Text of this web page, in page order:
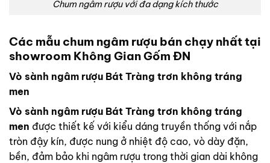
Chum ngâm rượu với đa dạng kích thước
Các mẫu chum ngâm rượu bán chạy nhất tại
showroom Không Gian Gốm ĐN
Vò sành ngâm rượu Bát Tràng trơn không tráng
men
Vò sành ngâm rượu Bát Tràng trơn không tráng
men được thiết kế với kiểu dáng truyền thống với nắp
tròn đậy kín, được nung ở nhiệt độ cao, vò dày đặn,
bền, đảm bảo khi ngâm rượu trong thời gian dài không